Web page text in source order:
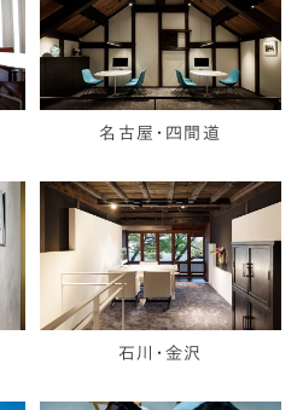
名古屋・四間道
石川・金沢